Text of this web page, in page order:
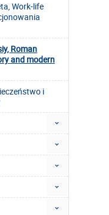
Work-life
Roman
and modern
i